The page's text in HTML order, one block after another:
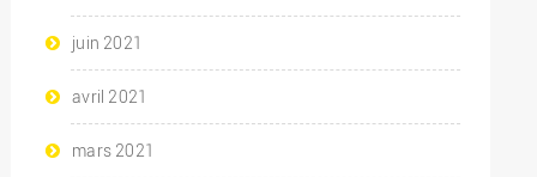
juin 2021
avril 2021
mars 2021